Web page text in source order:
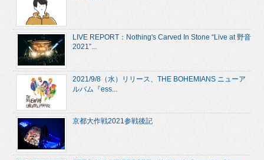
LIVE REPORT：Nothing's Carved In Stone “Live at 野音
2021”...
2021/9/8（水）リリース、THE BOHEMIANS ニューア
ルバム『ess...
京都大作戦2021参戦後記